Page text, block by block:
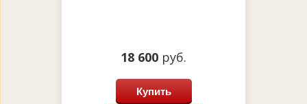
18 600 руб.
Купить